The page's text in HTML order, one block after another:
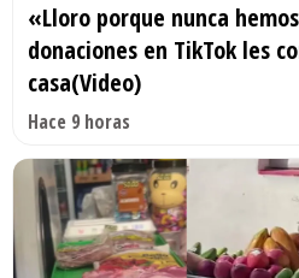
«Lloro porque nunca
donaciones en TikTok les
casa(Video)
Hace 9 horas